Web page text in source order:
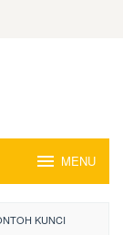
MENU
KUNCI